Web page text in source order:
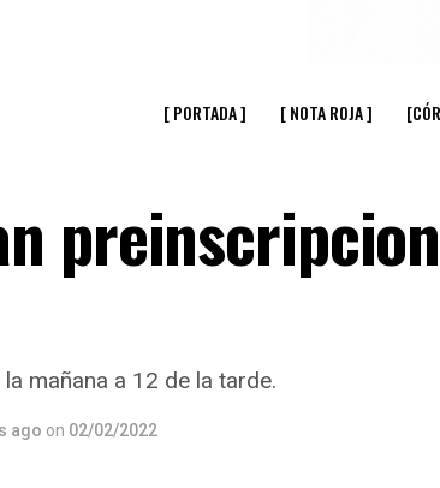
[ PORTADA ] [ NOTA ROJA ]
mañana a 12 de la tarde.
ago on 02/02/2022